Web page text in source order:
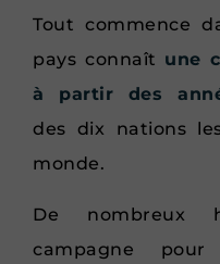
Tout commence
pays connaît une
à partir des
des dix nations
monde.
De nombreux
campagne